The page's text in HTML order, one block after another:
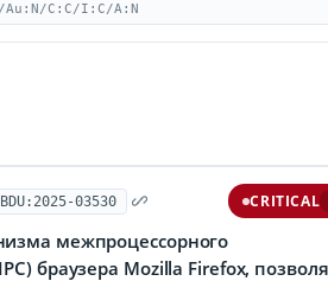
Au:N/C:C/I:C/A:N
BDU:2025-03530 CRITICAL
межпроцессорного
браузера Mozilla Firefox,